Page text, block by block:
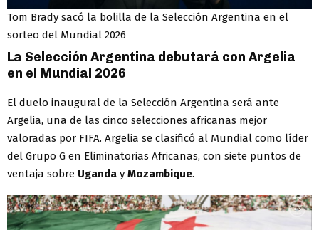
Tom Brady sacó la bolilla de la Selección Argentina en el
sorteo del Mundial 2026
La Selección Argentina debutará con Argelia
en el Mundial 2026
El duelo inaugural de la Selección Argentina será ante
Argelia, una de las cinco selecciones africanas mejor
valoradas por FIFA. Argelia se clasificó al Mundial como líder
del Grupo G en Eliminatorias Africanas, con siete puntos de
ventaja sobre Uganda y Mozambique.